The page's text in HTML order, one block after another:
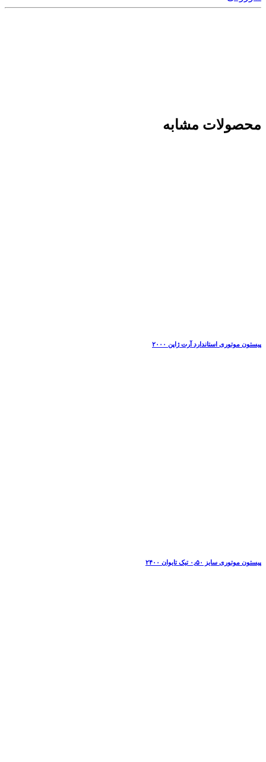
محصولات مشابه
پیستون موتوری استاندارد آرت ژاپن ۲۰۰۰
پیستون موتوری سایز ۰٫۵۰ تیک تایوان ۲۴۰۰